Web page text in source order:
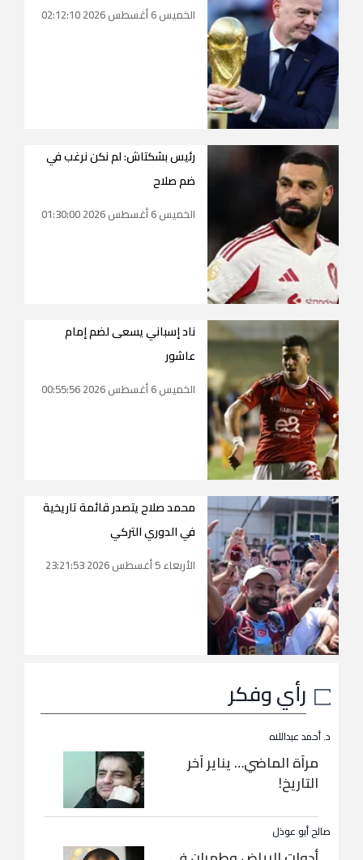
الخميس 6 أغسطس 2026 02:12:10
رئيس بشكتاش: لم نكن نرغب في
ضم صلاح
الخميس 6 أغسطس 2026 01:30:00
ناد إسباني يسعى لضم إمام
عاشور
الخميس 6 أغسطس 2026 00:55:56
محمد صلاح يتصدر قائمة تاريخية
في الدوري التركي
الأربعاء 5 أغسطس 2026 23:21:53
رأي وفكر
د. أحمد عبداللاه
مرآة الماضي… يناير آخر
التاريخ!
صالح أبو عوذل